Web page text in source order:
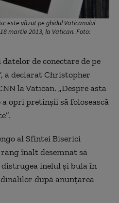
este văzut pe ghidul Vaticanului
martie 2013, la Vatican. Foto:
de conectare de pe
a declarat Christopher
la Vatican. „Despre asta
opri pretinșii să folosească
al Sfintei Biserici
înalt desemnat să
inelul și bula în
după anunțarea